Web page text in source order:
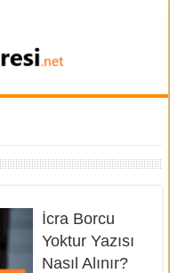
İcra Borcu
Yoktur Yazısı
Nasıl Alınır?